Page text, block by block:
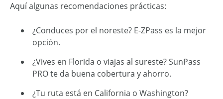
Aquí algunas recomendaciones prácticas:
¿Conduces por el noreste? E-ZPass es la mejor
opción.
¿Vives en Florida o viajas al sureste? SunPass
PRO te da buena cobertura y ahorro.
¿Tu ruta está en California o Washington?